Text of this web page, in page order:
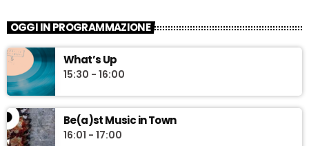
OGGI IN PROGRAMMAZIONE
What’s Up
15:30 - 16:00
Be(a)st Music in Town
16:01 - 17:00